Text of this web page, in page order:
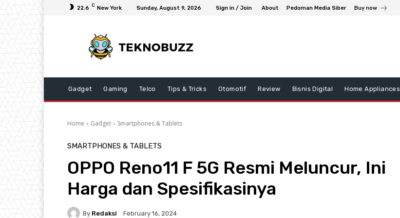
22.6 C New York Sunday, August 9, 2026 Sign in / Join About Pedoman Media Siber Buy now
Gadget Gaming Telco Tips & Tricks Otomotif Review Bisnis Digital Home Appliances
Home Gadget Smartphones & Tablets
SMARTPHONES & TABLETS
OPPO Reno11 F 5G Resmi Meluncur, Ini
Harga dan Spesifikasinya
By Redaksi February 16, 2024